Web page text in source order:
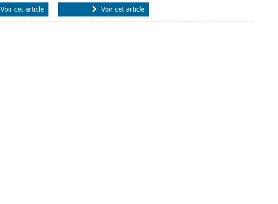
Voir cet article Voir cet article